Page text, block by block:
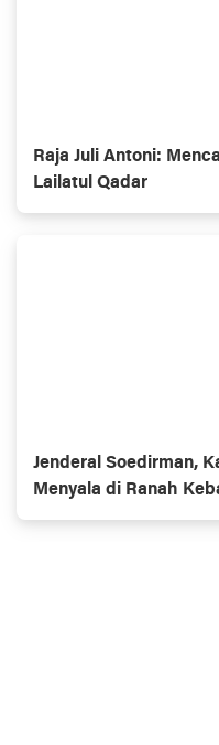
Raja Juli Antoni:
Lailatul Qadar
Jenderal Soedirman,
Menyala di Ranah